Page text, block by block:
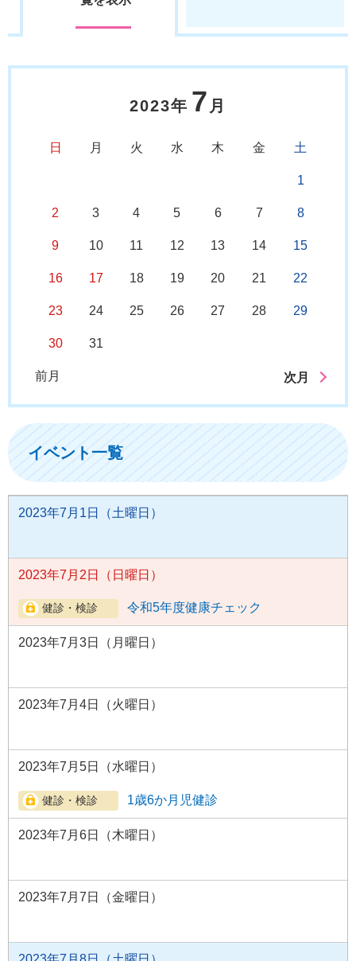
2023年 7 月
日 月 火 水 木 金 土
1
2 3 4 5 6 7 8
9 10 11 12 13 14 15
16 17 18 19 20 21 22
23 24 25 26 27 28 29
30 31
前月 次月
イベント一覧
2023年7月1日（土曜日）
2023年7月2日（日曜日）
令和5年度健康チェック
2023年7月3日（月曜日）
2023年7月4日（火曜日）
2023年7月5日（水曜日）
1歳6か月児健診
2023年7月6日（木曜日）
2023年7月7日（金曜日）